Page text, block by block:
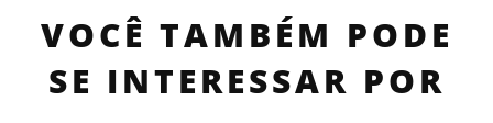
VOCÊ TAMBÉM PODE
SE INTERESSAR POR